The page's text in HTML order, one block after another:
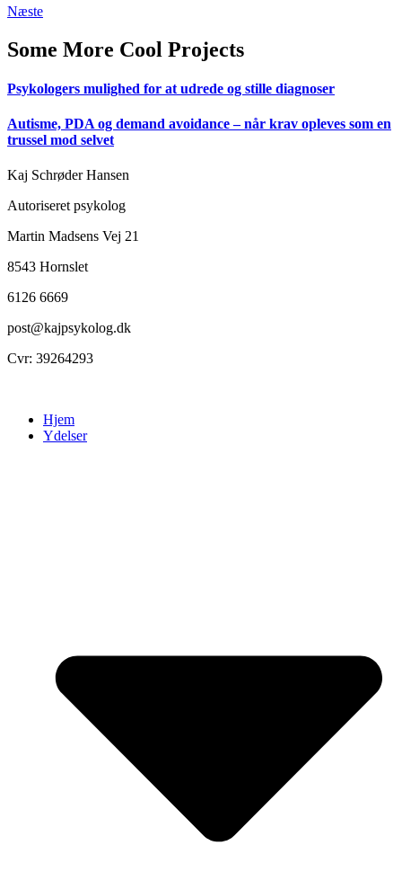
Næste
Some More Cool Projects
Psykologers mulighed for at udrede og stille diagnoser
Autisme, PDA og demand avoidance – når krav opleves som en
trussel mod selvet
Kaj Schrøder Hansen
Autoriseret psykolog
Martin Madsens Vej 21
8543 Hornslet
6126 6669
post@kajpsykolog.dk
Cvr: 39264293
Hjem
Ydelser